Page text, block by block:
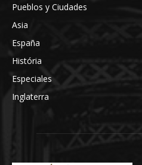
Pueblos y Ciudades
Asia
España
História
Especiales
Inglaterra